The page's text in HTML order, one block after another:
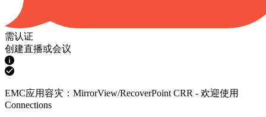
需认证
创建直播或会议
EMC应用容灾：MirrorView/RecoverPoint CRR - 欢迎使用
Connections